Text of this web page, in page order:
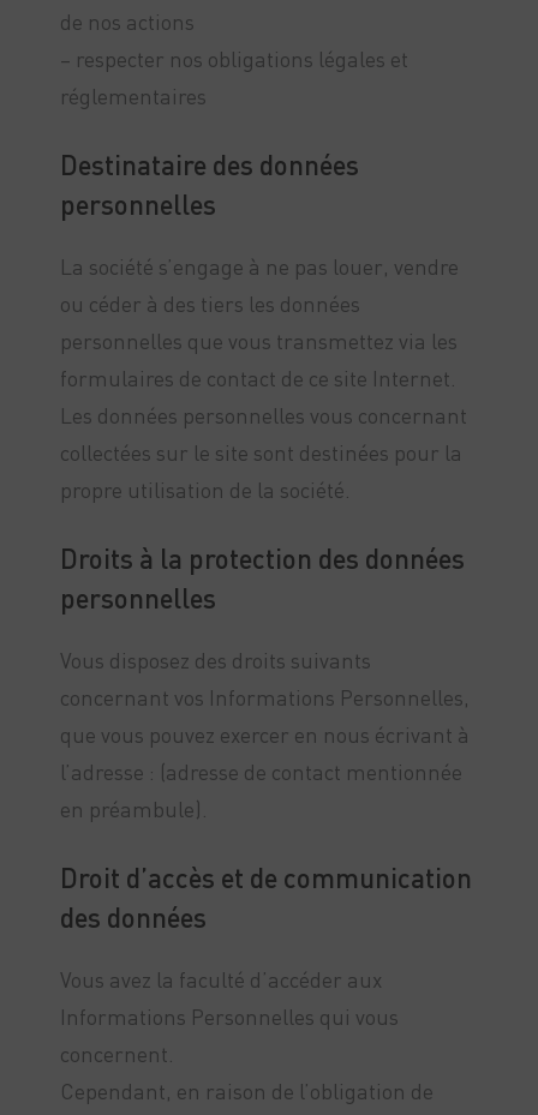
de nos actions
– respecter nos obligations légales et
réglementaires
Destinataire des données
personnelles
La société s’engage à ne pas louer, vendre
ou céder à des tiers les données
personnelles que vous transmettez via les
formulaires de contact de ce site Internet.
Les données personnelles vous concernant
collectées sur le site sont destinées pour la
propre utilisation de la société.
Droits à la protection des données
personnelles
Vous disposez des droits suivants
concernant vos Informations Personnelles,
que vous pouvez exercer en nous écrivant à
l’adresse : (adresse de contact mentionnée
en préambule).
Droit d’accès et de communication
des données
Vous avez la faculté d’accéder aux
Informations Personnelles qui vous
concernent.
Cependant, en raison de l’obligation de